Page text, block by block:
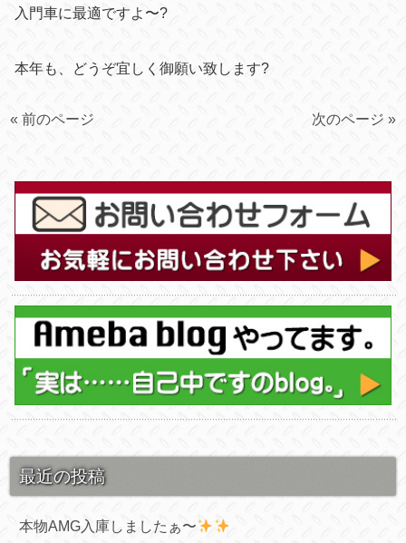
入門車に最適ですよ〜?
本年も、どうぞ宜しく御願い致します?
« 前のページ 次のページ »
最近の投稿
本物AMG入庫しましたぁ〜